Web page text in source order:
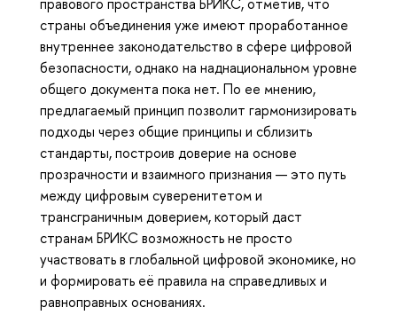
страны объединения уже имеют проработанное
внутреннее законодательство в сфере цифровой
безопасности, однако на наднациональном уровне
общего документа пока нет. По ее мнению,
предлагаемый принцип позволит гармонизировать
подходы через общие принципы и сблизить
стандарты, построив доверие на основе
прозрачности и взаимного признания — это путь
между цифровым суверенитетом и
трансграничным доверием, который даст
странам БРИКС возможность не просто
участвовать в глобальной цифровой экономике, но
и формировать её правила на справедливых и
равноправных основаниях.